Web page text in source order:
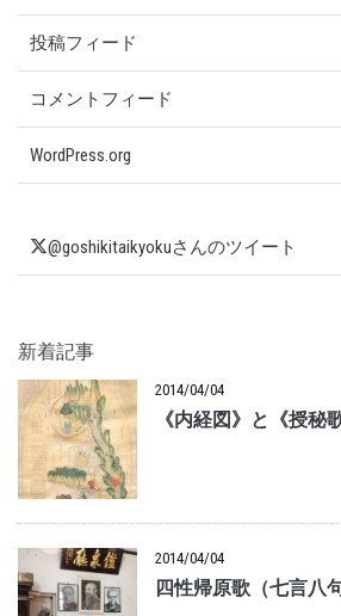
投稿フィード
コメントフィード
WordPress.org
@goshikitaikyokuさんのツイート
新着記事
2014/04/04
《内経図》と《授秘
2014/04/04
四性帰原歌（七言八